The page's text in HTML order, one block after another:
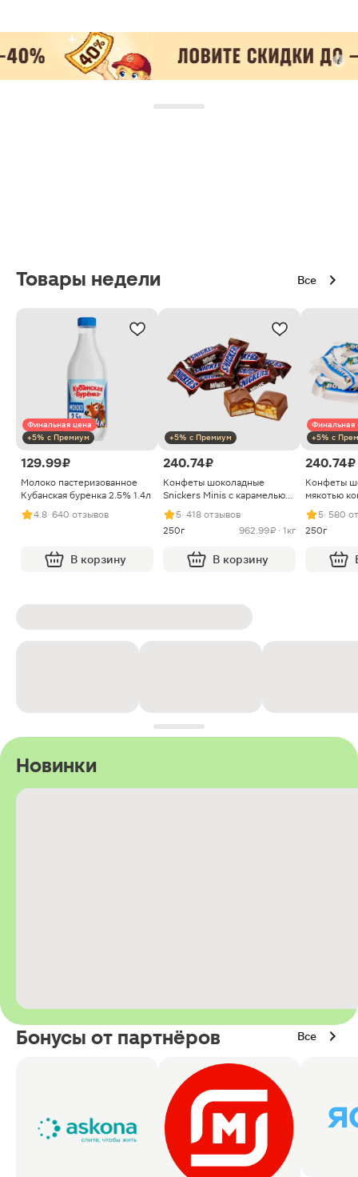
Товары недели Все
Финальная цена
+5% с Премиум
129.99 ₽
Молоко пастеризованное
Кубанская буренка 2.5% 1.4л
4.8· 640 отзывов
В корзину
+5% с Премиум
240.74 ₽
Конфеты шоколадные
Snickers Minis с карамелью
арахисом и нугой
5· 418 отзывов
250г
962.99 ₽ · 1кг
В корзину
Финальная
+5% с
240.74 ₽
Конфеты
мякотью
5· 580
250г
Новинки
Бонусы от партнёров Все